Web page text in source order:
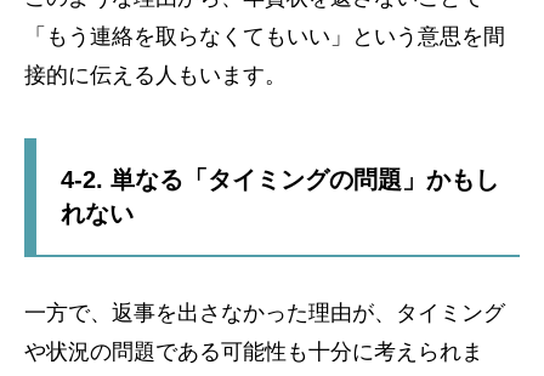
「もう連絡を取らなくてもいい」という意思を間
接的に伝える人もいます。
4-2. 単なる「タイミングの問題」かもし
れない
一方で、返事を出さなかった理由が、タイミング
や状況の問題である可能性も十分に考えられま